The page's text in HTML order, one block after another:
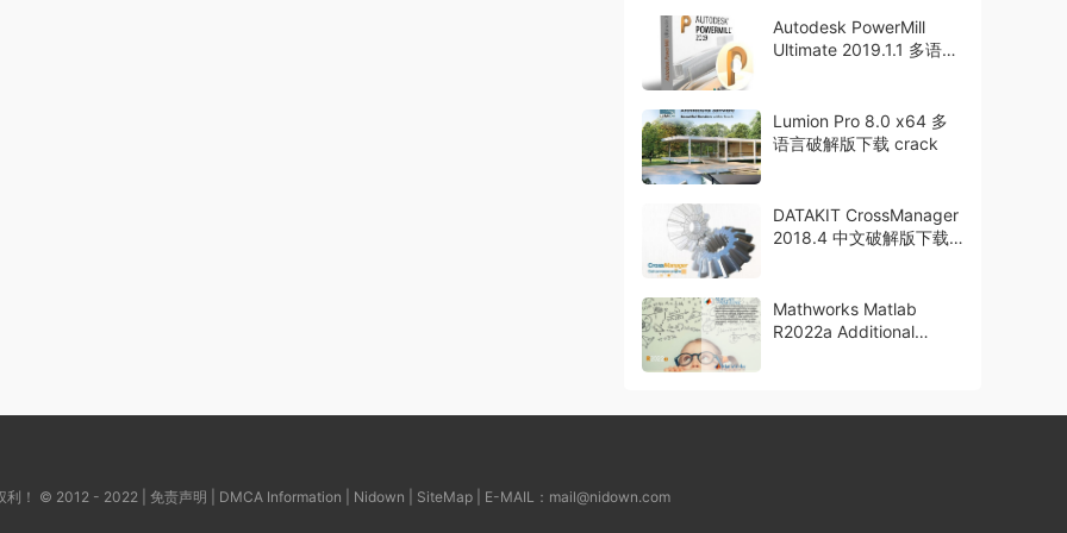
Autodesk PowerMill
Ultimate 2019.1.1 多语言
Lumion Pro 8.0 x64 多
语言破解版下载 crack
DATAKIT CrossManager
2018.4 中文破解版下载
Mathworks Matlab
R2022a Additional
利！ © 2012 - 2022 | 免责声明 DMCA Information Nidown SiteMap| E-MAIL： mail@nidown.com